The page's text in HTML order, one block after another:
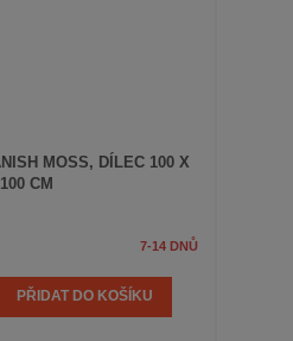
MOSS, DÍLEC 100 X
100 CM
7-14 DNŮ
PŘIDAT DO KOŠÍKU